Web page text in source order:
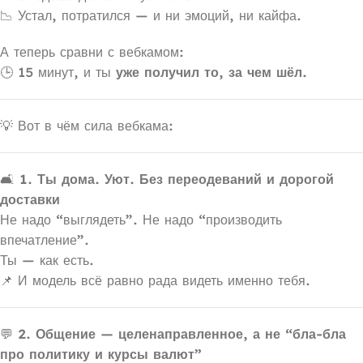
📉 Устал, потратился — и ни эмоций, ни кайфа.
А теперь сравни с вебкамом:
🕒 15 минут, и ты уже получил то, за чем шёл.
💡 Вот в чём сила вебкама:
🛋 1. Ты дома. Уют. Без переодеваний и дорогой
доставки
Не надо “выглядеть”. Не надо “производить
впечатление”.
Ты — как есть.
📌 И модель всё равно рада видеть именно тебя.
💬 2. Общение — целенаправленное, а не “бла-бла
про политику и курсы валют”